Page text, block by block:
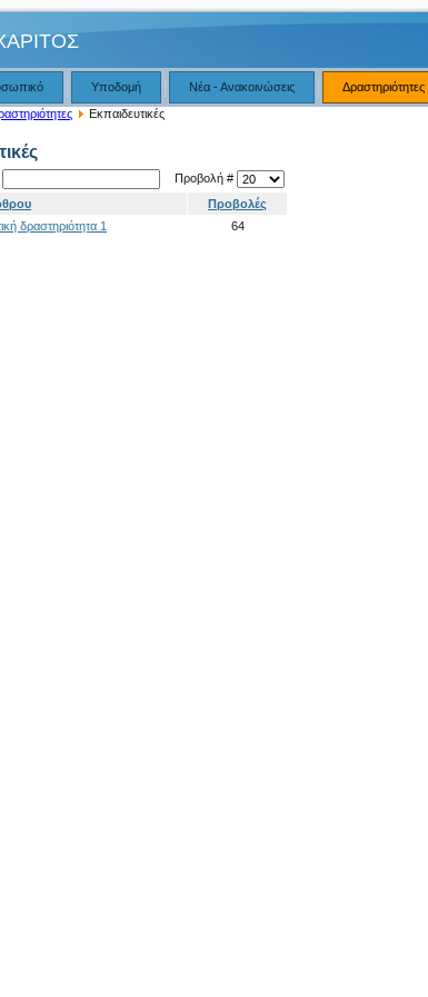
Υποδομή Νέα - Ανακοινώσεις Δραστηριότητες
Εκπαιδευτικές
Προβολή #
Προβολές
δραστηριότητα 1 64